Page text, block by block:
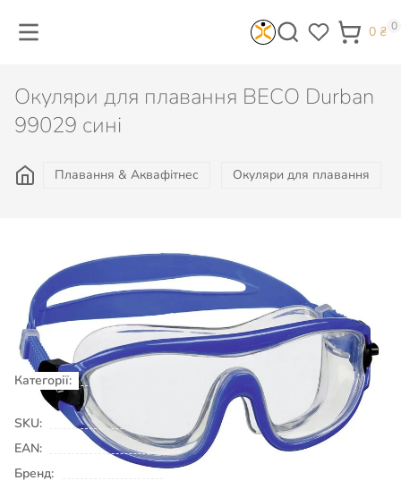
0 ₴ 0
Окуляри для плавання BECO Durban
99029 сині
Плавання & Аквафітнес Окуляри для плавання
901₴
Не доступно
Категорії: Плавання & Аквафітнес
Окуляри
для плавання
SKU:
00040105
EAN:
Бренд:
BECO